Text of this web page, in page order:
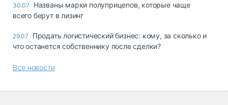
30.07
Названы марки полуприцепов, которые чаще
всего берут в лизинг
29.07
Продать логистический бизнес: кому, за сколько и
что останется собственнику после сделки?
Все новости